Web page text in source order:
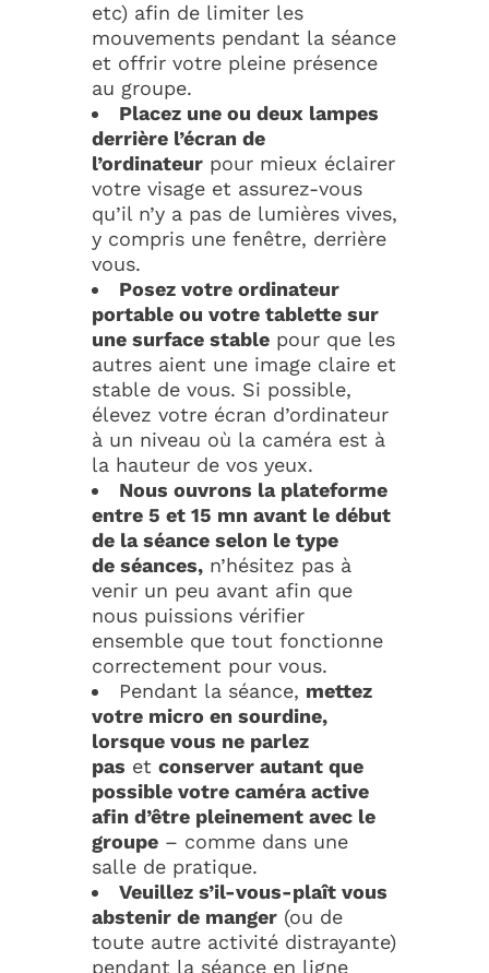
etc) afin de limiter les
mouvements pendant la séance
et offrir votre pleine présence
au groupe.
Placez une ou deux lampes
derrière l’écran de
l’ordinateur pour mieux éclairer
votre visage et assurez-vous
qu’il n’y a pas de lumières vives,
y compris une fenêtre, derrière
vous.
Posez votre ordinateur
portable ou votre tablette sur
une surface stable pour que les
autres aient une image claire et
stable de vous. Si possible,
élevez votre écran d’ordinateur
à un niveau où la caméra est à
la hauteur de vos yeux.
Nous ouvrons la plateforme
entre 5 et 15 mn avant le début
de la séance selon le type
de séances, n’hésitez pas à
venir un peu avant afin que
nous puissions vérifier
ensemble que tout fonctionne
correctement pour vous.
Pendant la séance, mettez
votre micro en sourdine,
lorsque vous ne parlez
pas et conserver autant que
possible votre caméra active
afin d’être pleinement avec le
groupe – comme dans une
salle de pratique.
Veuillez s’il-vous-plaît vous
abstenir de manger (ou de
toute autre activité distrayante)
pendant la séance en ligne